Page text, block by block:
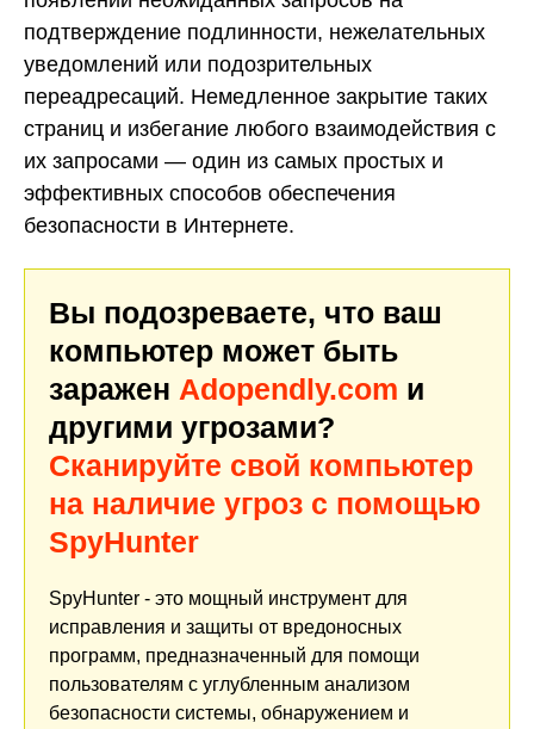
подтверждение подлинности, нежелательных
уведомлений или подозрительных
переадресаций. Немедленное закрытие таких
страниц и избегание любого взаимодействия с
их запросами — один из самых простых и
эффективных способов обеспечения
безопасности в Интернете.
Вы подозреваете, что ваш
компьютер может быть
заражен Adopendly.com и
другими угрозами?
Сканируйте свой компьютер
на наличие угроз с помощью
SpyHunter
SpyHunter - это мощный инструмент для
исправления и защиты от вредоносных
программ, предназначенный для помощи
пользователям с углубленным анализом
безопасности системы, обнаружением и